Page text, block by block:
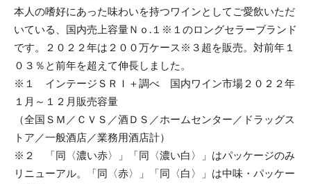
本人の嗜好にあった味わいを持つワインとしてご愛飲いただ
いている、国内売上容量Ｎｏ.１※１のロングセラーブランド
です。２０２２年は２００万ケース※３超を販売。対前年１
０３％と前年を超えて伸長しました。
※１ インテージＳＲＩ＋調べ 国内ワイン市場２０２２年
１月～１２月販売容量
（全国ＳＭ／ＣＶＳ／酒ＤＳ／ホームセンター／ドラッグス
トア／一般酒店／業務用酒店計）
※２ 「同〈濃い赤〉」「同〈濃い白〉」はパッケージのみ
リニューアル。「同〈赤〉」「同〈白〉」は中味・パッケー